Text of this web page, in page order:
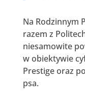
Na Rodzinnym
razem z
niesamowite
w obiektywie
Prestige oraz
psa.